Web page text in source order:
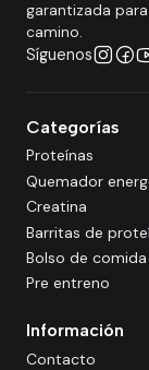
garantizada
camino.
Síguenos
Categorías
Proteínas
Quemador
Creatina
Barritas de
Bolso de comida
Pre entreno
Información
Contacto